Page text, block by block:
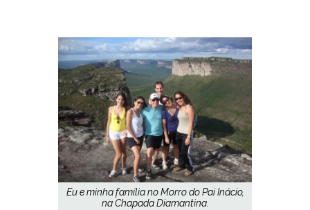
Eu e minha família no Morro do Pai Inácio,
na Chapada Diamantina.